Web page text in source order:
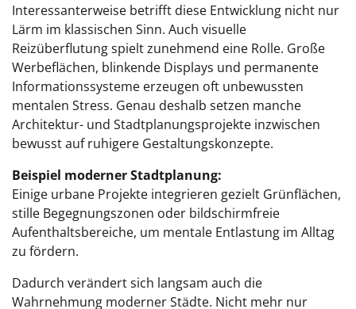
Interessanterweise betrifft diese Entwicklung nicht nur
Lärm im klassischen Sinn. Auch visuelle
Reizüberflutung spielt zunehmend eine Rolle. Große
Werbeflächen, blinkende Displays und permanente
Informationssysteme erzeugen oft unbewussten
mentalen Stress. Genau deshalb setzen manche
Architektur- und Stadtplanungsprojekte inzwischen
bewusst auf ruhigere Gestaltungskonzepte.
Beispiel moderner Stadtplanung:
Einige urbane Projekte integrieren gezielt Grünflächen,
stille Begegnungszonen oder bildschirmfreie
Aufenthaltsbereiche, um mentale Entlastung im Alltag
zu fördern.
Dadurch verändert sich langsam auch die
Wahrnehmung moderner Städte. Nicht mehr nur